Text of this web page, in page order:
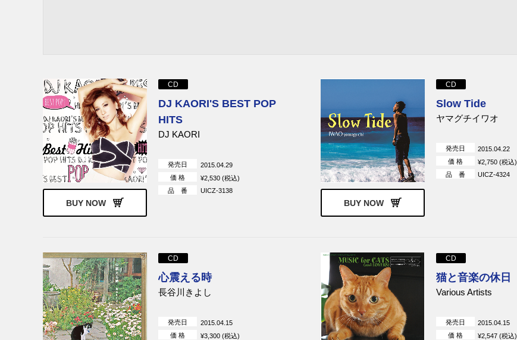
BUY NOW
CD
DJ KAORI'S BEST POP
HITS
DJ KAORI
発売日
2015.04.29
価 格
¥2,530 (税込)
品 番
UICZ-3138
BUY NOW
CD
Slow Tide
ヤマグチイワオ
発売日
2015.04.22
価 格
¥2,750 (税込)
品 番
UICZ-4324
CD
心震える時
長谷川きよし
発売日
2015.04.15
価 格
¥3,300 (税込)
CD
猫と音楽の休日
Various Artists
発売日
2015.04.15
価 格
¥2,547 (税込)